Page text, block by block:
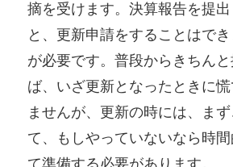
摘を受けます。決算報告を提
と、更新申請をすることはで
が必要です。普段からきちん
ば、いざ更新となったときに
ませんが、更新の時には、ま
て、もしやっていないなら時